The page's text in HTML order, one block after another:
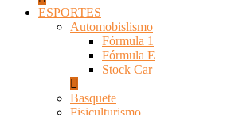
ESPORTES
Automobislismo
Fórmula 1
Fórmula E
Stock Car
Basquete
Fisiculturismo